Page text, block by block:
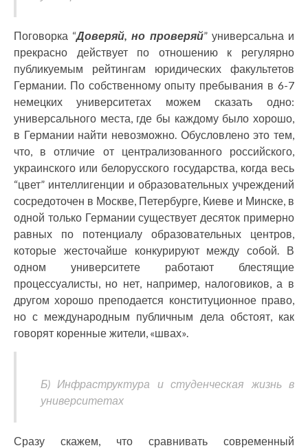
Поговорка “Доверяй, но проверяй” универсальна и
прекрасно действует по отношению к регулярно
публикуемым рейтингам юридических факультетов
Германии. По собственному опыту пребывания в 6-7
немецких университетах можем сказать одно:
универсального места, где бы каждому было хорошо,
в Германии найти невозможно. Обусловлено это тем,
что, в отличие от централизованного российского,
украинского или белорусского государства, когда весь
“цвет” интеллигенции и образовательных учреждений
сосредоточен в Москве, Петербурге, Киеве и Минске, в
одной только Германии существует десяток примерно
равных по потенциалу образовательных центров,
которые жесточайше конкурируют между собой. В
одном университете работают блестящие
процессуалисты, но нет, например, налоговиков, а в
другом хорошо преподается конституционное право,
но с международным публичным дела обстоят, как
говорят коренные жители, «швах».
Б) Инфраструктура и студенческая жизнь в
университетах
Сразу скажем, что сравнивать современный